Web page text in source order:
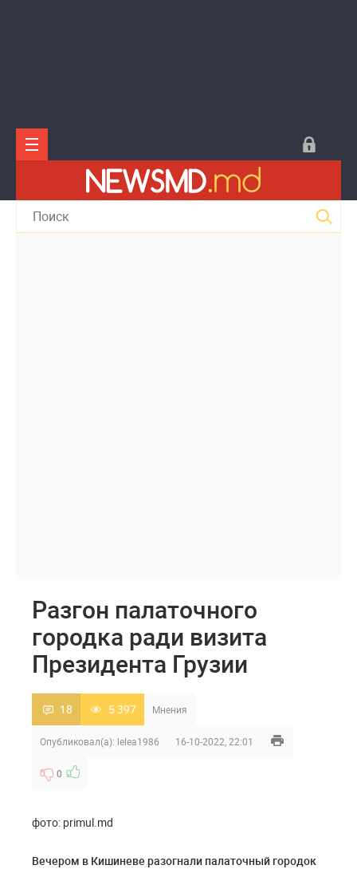
Разгон палаточного
городка ради визита
Президента Грузии
18 5 397 Мнения
Опубликовал(а): lelea1986 16-10-2022, 22:01
0
фото: primul.md
Вечером в Кишиневе разогнали палаточный городок